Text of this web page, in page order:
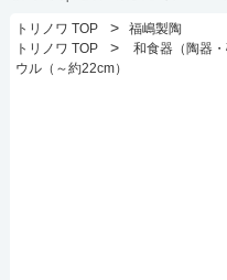
トリノワ TOP >
福嶋製陶
トリノワ TOP
> 和食器（陶器・
ウル（～約22cm）